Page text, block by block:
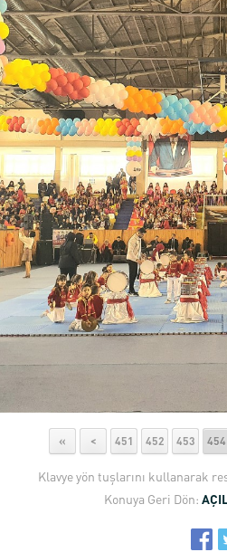
« < 451 452 453 454
Klavye yön tuşlarını kullanarak
Konuya Geri Dön: